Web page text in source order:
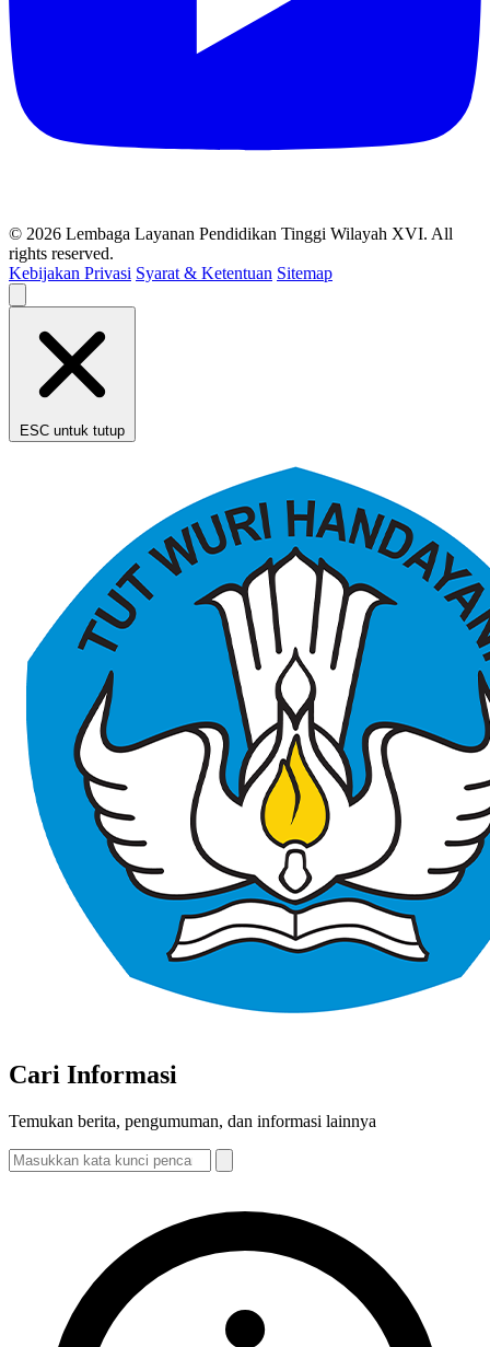
© 2026 Lembaga Layanan Pendidikan Tinggi Wilayah XVI. All
rights reserved.
Kebijakan Privasi Syarat & Ketentuan Sitemap
ESC untuk tutup
Cari Informasi
Temukan berita, pengumuman, dan informasi lainnya